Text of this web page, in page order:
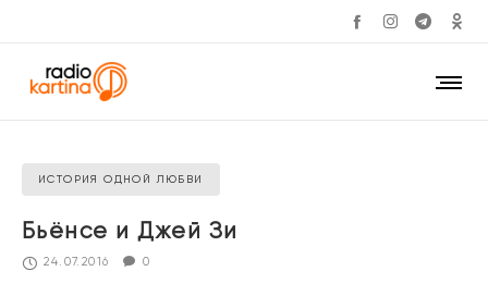
ИСТОРИЯ ОДНОЙ ЛЮБВИ
Бьёнсе и Джей Зи
24.07.2016 0